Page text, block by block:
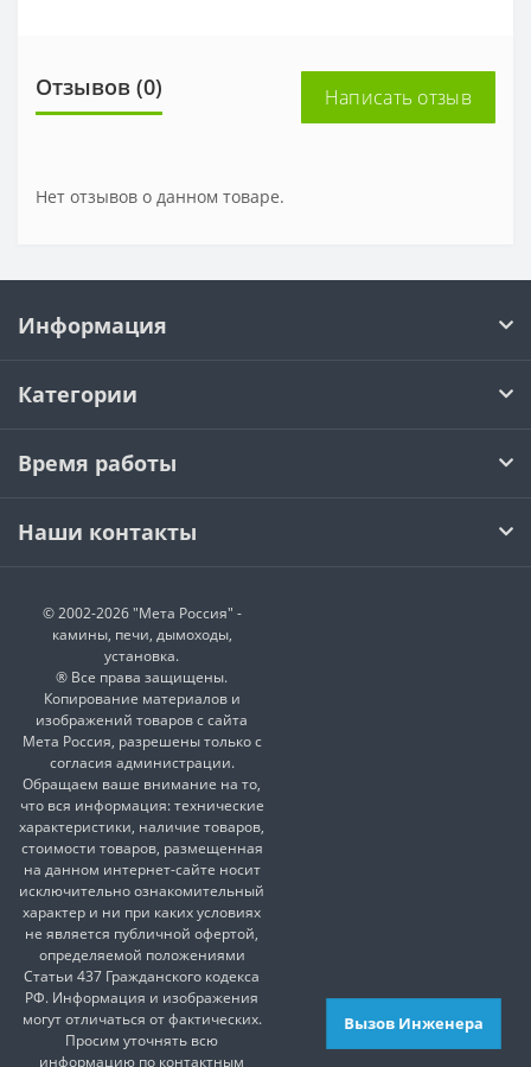
Отзывов (0) Написать отзыв
Нет отзывов о данном товаре.
Информация
Категории
Время работы
Наши контакты
© 2002-2026 "Мета Россия" -
камины, печи, дымоходы,
установка.
® Все права защищены.
Копирование материалов и
изображений товаров с сайта
Мета Россия, разрешены только с
согласия администрации.
Обращаем ваше внимание на то,
что вся информация: технические
характеристики, наличие товаров,
стоимости товаров, размещенная
на данном интернет-сайте носит
исключительно ознакомительный
характер и ни при каких условиях
не является публичной офертой,
определяемой положениями
Статьи 437 Гражданского кодекса
РФ. Информация и изображения
могут отличаться от фактических.
Просим уточнять всю
информацию по контактным
Вызов Инженера